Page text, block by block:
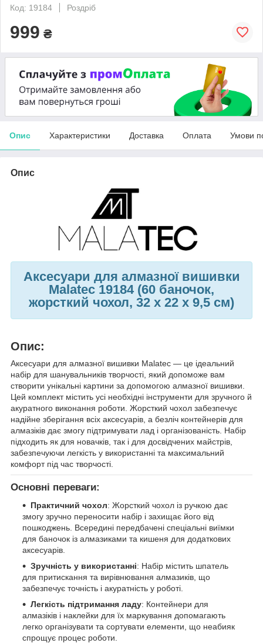
Код: 19184
Роздріб
999 ₴
Опис Характеристики Доставка Оплата Умови
Опис
Аксесуари для алмазної вишивки
Malatec 19184 (60 баночок,
жорсткий чохол, 32 x 22 x 9,5 см)
Опис:
Аксесуари для алмазної вишивки Malatec — це ідеальний
набір для шанувальників творчості, який допоможе вам
створити унікальні картини за допомогою алмазної вишивки.
Цей комплект містить усі необхідні інструменти для зручного й
акуратного виконання роботи. Жорсткий чохол забезпечує
надійне зберігання всіх аксесуарів, а безліч контейнерів для
алмазіків дає змогу підтримувати лад і організованість. Набір
підходить як для новачків, так і для досвідчених майстрів,
забезпечуючи легкість у використанні та максимальний
комфорт під час творчості.
Основні переваги:
Практичний чохол: Жорсткий чохол із ручкою дає
змогу зручно переносити набір і захищає його від
пошкоджень. Всередині передбачені спеціальні виїмки
для баночок із алмазиками та кишеня для додаткових
аксесуарів.
Зручність у використанні: Набір містить шпатель
для притискання та вирівнювання алмазиків, що
забезпечує точність і акуратність у роботі.
Легкість підтримання ладу: Контейнери для
алмазіків і наклейки для їх маркування допомагають
легко організувати та сортувати елементи, що неабияк
спрощує процес роботи.